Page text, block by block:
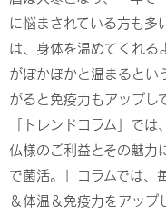
に悩まされている方も多
は、身体を温めてくれる
がぽかぽかと温まるとい
がると免疫力もアップし
「トレンドコラム」 では
仏様のご利益とその魅力
で菌活。」コラムでは、
＆体温＆免疫力をアップ